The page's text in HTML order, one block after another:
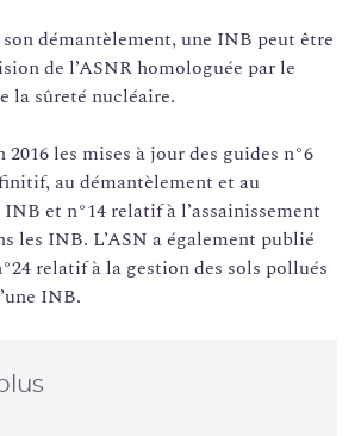
son démantèlement, une INB peut être
de l’ASNR homologuée par le
la sûreté nucléaire.
les mises à jour des guides n°6
au démantèlement et au
et n°14 relatif à l’assainissement
les INB. L’ASN a également publié
relatif à la gestion des sols pollués
INB.